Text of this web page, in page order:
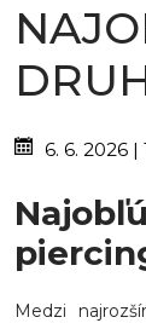
6. 6. 2026 |
Medzi